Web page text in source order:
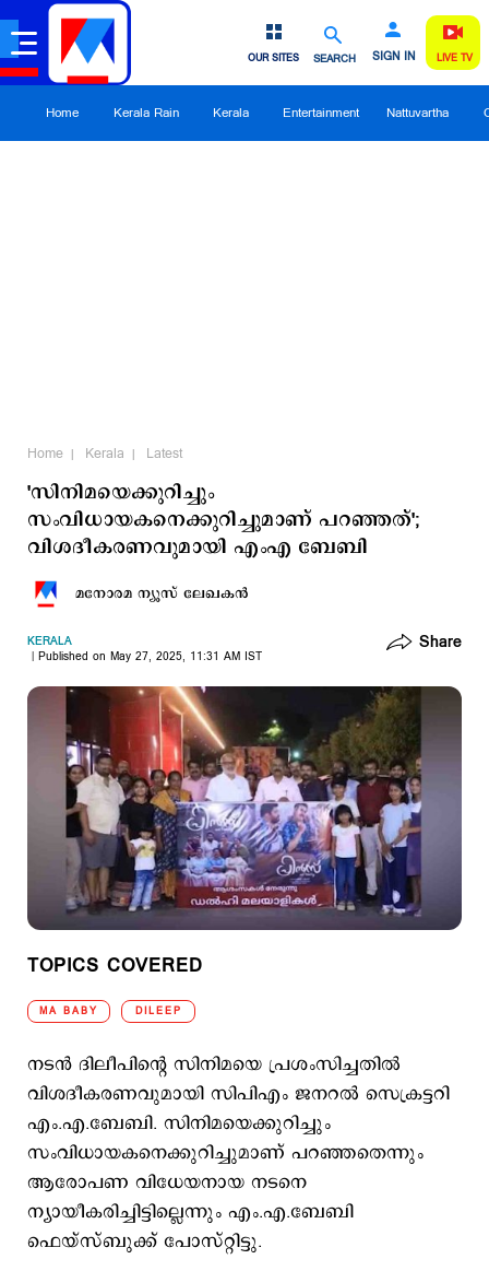
SEARCH SIGN IN
OUR SITES LIVE TV
Home Kerala Rain Kerala Entertainment Nattuvartha
Home Kerala Latest
'സിനിമയെക്കുറിച്ചും
സംവിധായകനെക്കുറിച്ചുമാണ് പറഞ്ഞത്';
വിശദീകരണവുമായി എംഎ ബേബി
മനോരമ ന്യൂസ് ലേഖകന്‍
KERALA
Published on May 27, 2025, 11:31 AM IST
Share
TOPICS COVERED
MA BABY DILEEP
നടന്‍ ദിലീപിന്‍റെ സിനിമയെ പ്രശംസിച്ചതില്‍
വിശദീകരണവുമായി സിപിഎം ജനറല്‍ സെക്രട്ടറി
എം.എ.ബേബി. സിനിമയെക്കുറിച്ചും
സംവിധായകനെക്കുറിച്ചുമാണ് പറഞ്ഞതെന്നും
ആരോപണ വിധേയനായ നടനെ
ന്യായീകരിച്ചിട്ടില്ലെന്നും എം.എ.ബേബി
ഫെയ്സ്ബുക്ക് പോസ്റ്റിട്ടു.